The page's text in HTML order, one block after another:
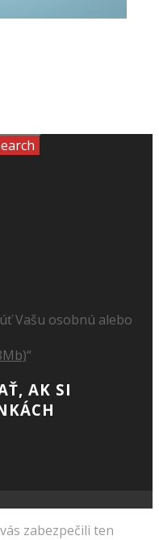
Vašu osobnú alebo
“
AK SI
zabezpečili ten